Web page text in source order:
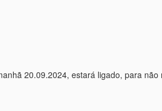
20.09.2024, estará ligado, para não